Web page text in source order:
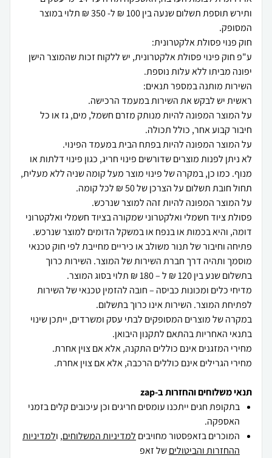
ותירש תוספת תשלום שנעה בין 100 ₪ ל- 350 ₪ תלוי במוצר
ע"פ חוק פינוי פסולת אלקטרונית, יש ללקוח זכות שהמוצר הישן
על המוצר המפונה להיות מנותק מזרם חשמל, מים, גז או כל
לא ניתן לפנות מוצרים שדורשים פינוי חריג, כגון פינוי דלתות או
מנוף. כמו כן, במקרה של פינוי מוצר מעל קומה שניה ללא מעלית,
פסולת ציוד חשמלי ואלקטרוני שמקורה בציוד חשמלי ואלקטרוני
פתיחה וחיבור של תנור משולב או כיריים מחייבת לפי חוק טכנאי
מוסמך ותהיה דרך חברת השירות של המוצר. השירות כרוך
מדיחי כלים ומכונות כביסה – חובה להזמין טכנאי של השירות
במקרה של מוצרים המסופקים לבתי עסק ומשרדים, ייתכן שינוי
מחירי הגרילים אינם כוללים הרכבה, אלא אם צוין אחרת.
תנאי משלוחים והחזרות ב-zap
בתקופת חגים ייתכנו עומסים חריגים וכן עיכובים קלים בזמני
האספקה.
המוכרים בזאפסטור מחויבים למדיניות המשלוחים, ולמדיניות
ההחזרות והביטוליםשל זאפ